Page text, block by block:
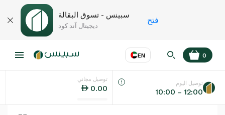
سبينس - تسوق البقالة
ديجيتال آند كود
فتح
EN
اللغة عر
0
توصيل مجاني
0.00
توصيل اليوم
10:00 – 12:00